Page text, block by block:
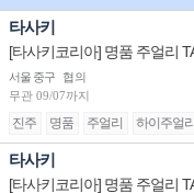
타사키
서울 중구
협의
무관09/07까지
진주 명품 주얼리 하이주얼리
타사키